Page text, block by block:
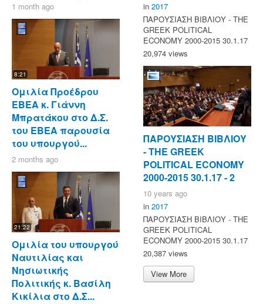
1 month ago
8:21
Ομιλία Προέδρου
ΕΒΕΑ κ. Γιάννη
Μπρατάκου στο Δ.Σ.
του ΕΒΕΑ παρουσία
του υπουργού...
2 months ago
21:22
Ομιλία του υπουργού
Ναυτιλίας και
Νησιωτικής
Πολιτικής κ. Βασίλη
Κικίλια στο Δ.Σ...
in 2017
ΠΑΡΟΥΣΙΑΣΗ ΒΙΒΛΙΟΥ - ΤΗΕ
GREEK POLITICAL
ECONOMY 2000-2015 30.1.17
20,974 views
ΠΑΡΟΥΣΙΑΣΗ ΒΙΒΛΙΟΥ
- ΤΗΕ GREEK
POLITICAL ECONOMY
2000-2015 30.1.17 - 2
10 years ago
in 2017
ΠΑΡΟΥΣΙΑΣΗ ΒΙΒΛΙΟΥ - ΤΗΕ
GREEK POLITICAL
ECONOMY 2000-2015 30.1.17
20,387 views
View More